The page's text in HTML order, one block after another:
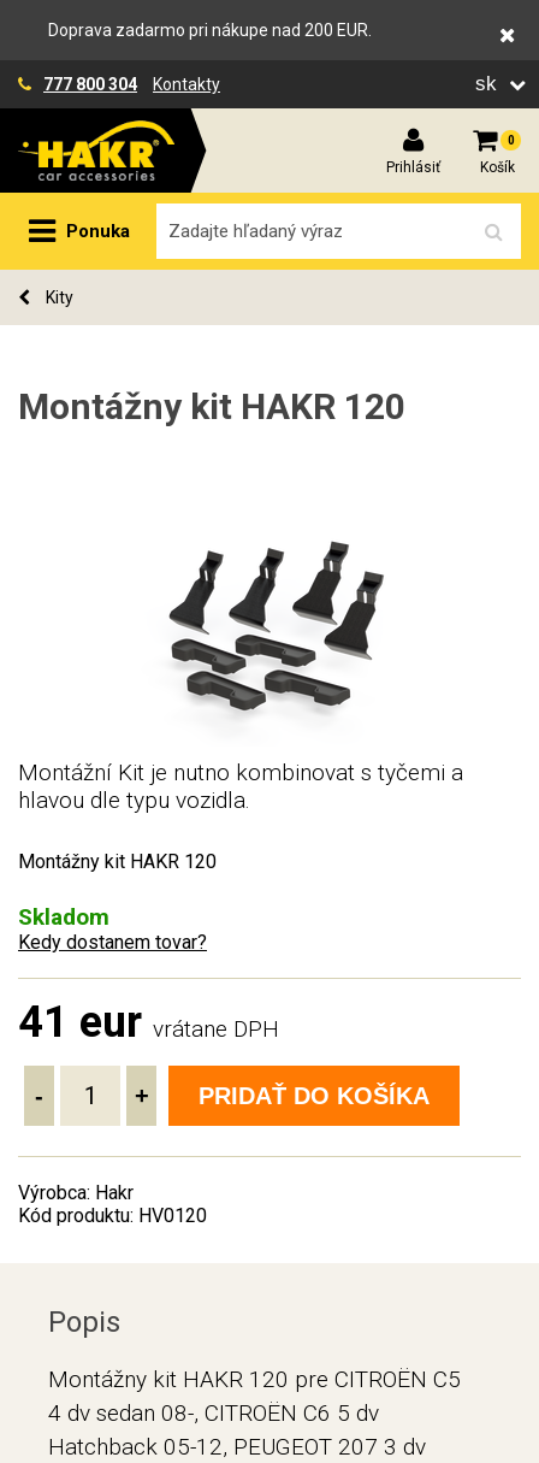
Doprava zadarmo pri nákupe nad 200 EUR.
777 800 304 Kontakty sk
Prihlásiť
0
Košík
Ponuka
Kity
Montážny kit HAKR 120
Montážní Kit je nutno kombinovat s tyčemi a
hlavou dle typu vozidla.
Montážny kit HAKR 120
Skladom
Kedy dostanem tovar?
41 eur vrátane DPH
- + PRIDAŤ DO KOŠÍKA
Výrobca: Hakr
Kód produktu: HV0120
Popis
Montážny kit HAKR 120 pre CITROËN C5
4 dv sedan 08-, CITROËN C6 5 dv
Hatchback 05-12, PEUGEOT 207 3 dv